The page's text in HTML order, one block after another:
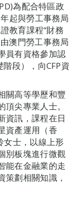
為配合特區政
起與勞工事務局
教育課程“財務
澳門勞工事務局
員有資格參加認
段），向CFP資
關高等學歷和豐
尖專業人士。
資訊，課程在日
資產運用（香
女士，以線上形
別板塊進行微觀
能在金融業的走
策劃相關知識，